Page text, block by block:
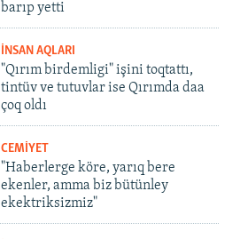
barıp yetti
İNSAN AQLARI
"Qırım birdemligi" işini toqtattı,
tintüv ve tutuvlar ise Qırımda daa
çoq oldı
CEMİYET
"Haberlerge köre, yarıq bere
ekenler, amma biz bütünley
ekektriksizmiz"